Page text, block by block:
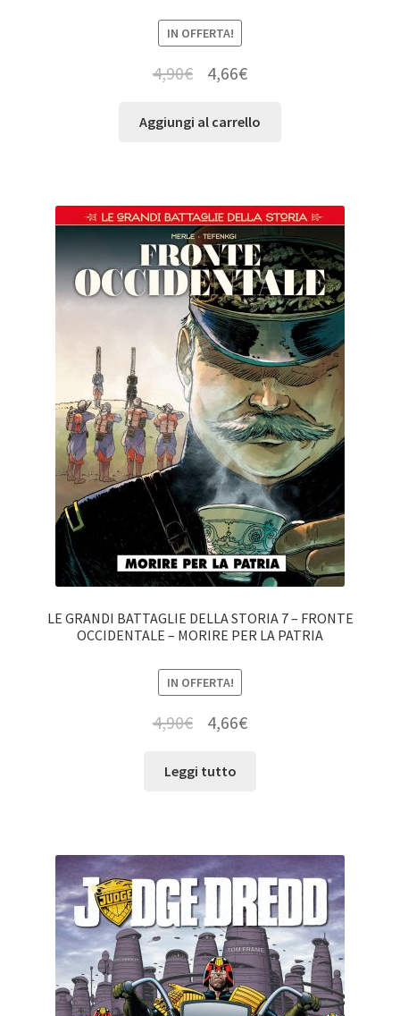
IN OFFERTA!
4,90€ 4,66€
Aggiungi al carrello
LE GRANDI BATTAGLIE DELLA STORIA 7 – FRONTE
OCCIDENTALE – MORIRE PER LA PATRIA
IN OFFERTA!
4,90€ 4,66€
Leggi tutto